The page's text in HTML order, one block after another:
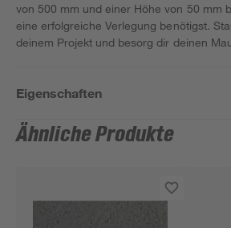
von 500 mm und einer Höhe von 50 mm
eine erfolgreiche Verlegung benötigst.
deinem Projekt und besorg dir deinen
Eigenschaften
Ähnliche Produkte